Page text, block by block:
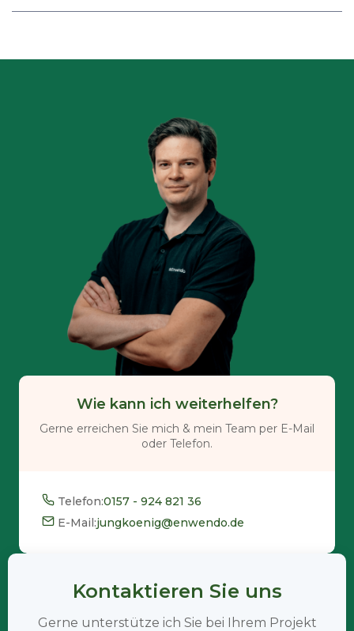
Wie kann ich weiterhelfen?
Gerne erreichen Sie mich & mein Team per E-Mail
oder Telefon.
Telefon:0157 - 924 821 36
E-Mail:jungkoenig@enwendo.de
Kontaktieren Sie uns
Gerne unterstütze ich Sie bei Ihrem Projekt